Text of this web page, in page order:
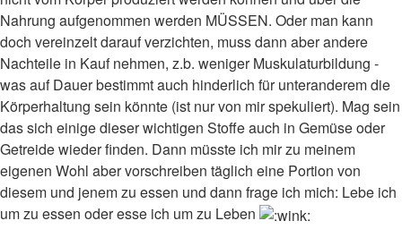
Nahrung aufgenommen werden MÜSSEN. Oder man kann
doch vereinzelt darauf verzichten, muss dann aber andere
Nachteile in Kauf nehmen, z.b. weniger Muskulaturbildung -
was auf Dauer bestimmt auch hinderlich für unteranderem die
Körperhaltung sein könnte (ist nur von mir spekuliert). Mag sein
das sich einige dieser wichtigen Stoffe auch in Gemüse oder
Getreide wieder finden. Dann müsste ich mir zu meinem
eigenen Wohl aber vorschreiben täglich eine Portion von
diesem und jenem zu essen und dann frage ich mich: Lebe ich
um zu essen oder esse ich um zu Leben